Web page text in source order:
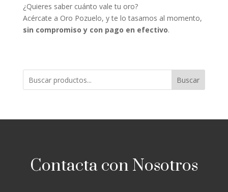
¿Quieres saber cuánto vale tu oro?
Acércate a Oro Pozuelo, y te lo tasamos al momento,
sin compromiso y con pago en efectivo.
Buscar
Contacta con Nosotros